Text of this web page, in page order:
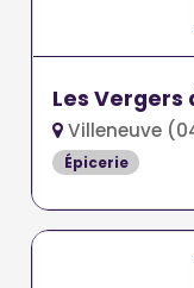
Les Vergers
Villeneuve
Épicerie